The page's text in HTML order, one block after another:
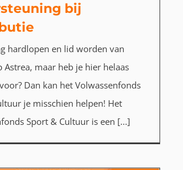
bij
hardlopen en lid worden van
Astrea, maar heb je hier helaas
Dan kan het Volwassenfonds
je misschien helpen! Het
Sport & Cultuur is een [...]